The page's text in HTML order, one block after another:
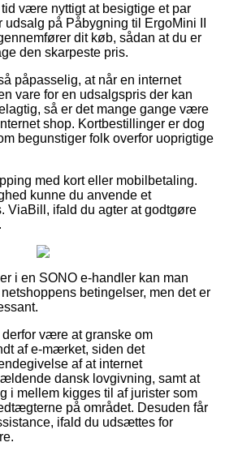
være nyttigt at besigtige et par
på Påbygning til ErgoMini II
dit køb, sådan at du er
den skarpeste pris.
påpasselig, at når en internet
vare for en udsalgspris der kan
så er det mange gange være
shop. Kortbestillinger er dog
begunstiger folk overfor uoprigtige
med kort eller mobilbetaling.
kunne du anvende et
ViaBill, ifald du agter at godtgøre
i en SONO e-handler kan man
betingelser, men det er
være at granske om
af e-mærket, siden det
af at internet
dansk lovgivning, samt at
i mellem kigges til af jurister som
på området. Desuden får
ifald du udsættes for